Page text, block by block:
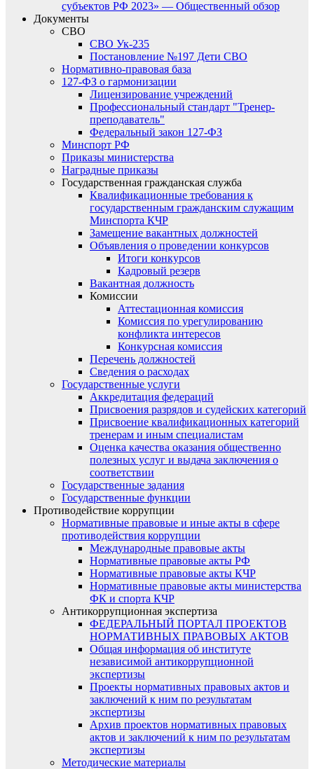
субъектов РФ 2023» — Общественный обзор
Документы
СВО
СВО Ук-235
Постановление №197 Дети СВО
Нормативно-правовая база
127-ФЗ о гармонизации
Лицензирование учреждений
Профессиональный стандарт "Тренер-
преподаватель"
Федеральный закон 127-ФЗ
Минспорт РФ
Приказы министерства
Наградные приказы
Государственная гражданская служба
Квалификационные требования к
государственным гражданским служащим
Минспорта КЧР
Замещение вакантных должностей
Объявления о проведении конкурсов
Итоги конкурсов
Кадровый резерв
Вакантная должность
Комиссии
Аттестационная комиссия
Комиссия по урегулированию
конфликта интересов
Конкурсная комиссия
Перечень должностей
Сведения о расходах
Государственные услуги
Аккредитация федераций
Присвоения разрядов и судейских категорий
Присвоение квалификационных категорий
тренерам и иным специалистам
Оценка качества оказания общественно
полезных услуг и выдача заключения о
соответствии
Государственные задания
Государственные функции
Противодействие коррупции
Нормативные правовые и иные акты в сфере
противодействия коррупции
Международные правовые акты
Нормативные правовые акты РФ
Нормативные правовые акты КЧР
Нормативные правовые акты министерства
ФК и спорта КЧР
Антикоррупционная экспертиза
ФЕДЕРАЛЬНЫЙ ПОРТАЛ ПРОЕКТОВ
НОРМАТИВНЫХ ПРАВОВЫХ АКТОВ
Общая информация об институте
независимой антикоррупционной
экспертизы
Проекты нормативных правовых актов и
заключений к ним по результатам
экспертизы
Архив проектов нормативных правовых
актов и заключений к ним по результатам
экспертизы
Методические материалы